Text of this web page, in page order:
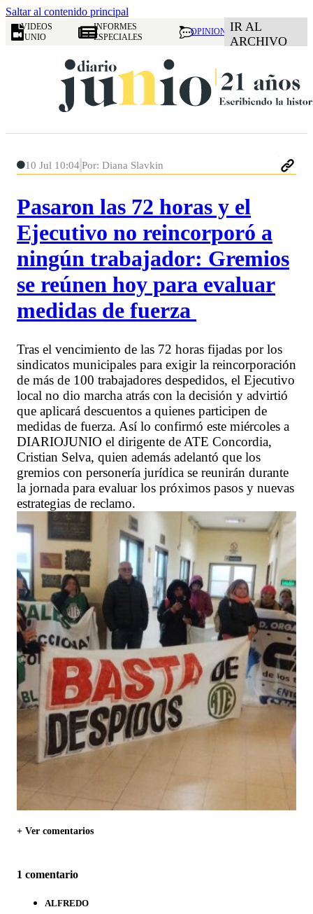
Saltar al contenido principal
VIDEOS
JUNIO
INFORMES
ESPECIALES
OPINION IR AL
ARCHIVO
10 Jul 10:04Por: Diana Slavkin
Pasaron las 72 horas y el
Ejecutivo no reincorporó a
ningún trabajador: Gremios
se reúnen hoy para evaluar
medidas de fuerza
Tras el vencimiento de las 72 horas fijadas por los
sindicatos municipales para exigir la reincorporación
de más de 100 trabajadores despedidos, el Ejecutivo
local no dio marcha atrás con la decisión y advirtió
que aplicará descuentos a quienes participen de
medidas de fuerza. Así lo confirmó este miércoles a
DIARIOJUNIO el dirigente de ATE Concordia,
Cristian Selva, quien además adelantó que los
gremios con personería jurídica se reunirán durante
la jornada para evaluar los próximos pasos y nuevas
estrategias de reclamo.
+ Ver comentarios
1 comentario
ALFREDO